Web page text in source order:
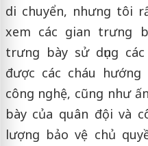
di chuyển, nhưng tôi
xem các gian trưng
trưng bày sử dụng
được các cháu
công nghệ, cũng như
bày của quân đội và
lượng bảo vệ chủ